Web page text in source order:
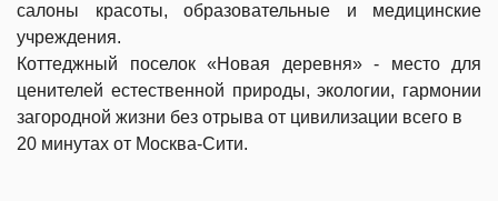
салоны красоты, образовательные и медицинские
учреждения.
Коттеджный поселок «Новая деревня» - место для
ценителей естественной природы, экологии, гармонии
загородной жизни без отрыва от цивилизации всего в
20 минутах от Москва-Сити.